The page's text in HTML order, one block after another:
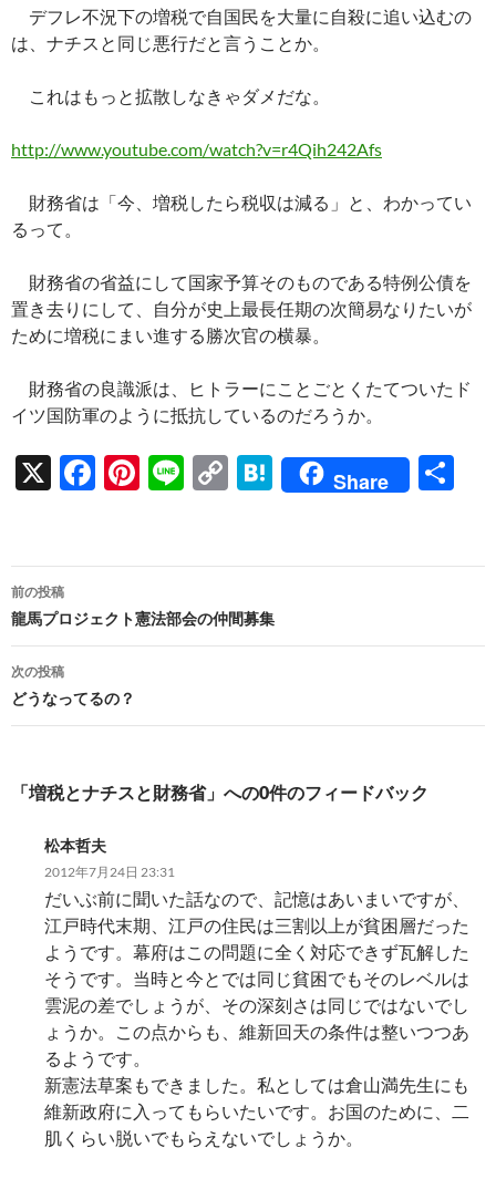
デフレ不況下の増税で自国民を大量に自殺に追い込むの
は、ナチスと同じ悪行だと言うことか。
これはもっと拡散しなきゃダメだな。
http://www.youtube.com/watch?v=r4Qih242Afs
財務省は「今、増税したら税収は減る」と、わかってい
るって。
財務省の省益にして国家予算そのものである特例公債を
置き去りにして、自分が史上最長任期の次簡易なりたいが
ために増税にまい進する勝次官の横暴。
財務省の良識派は、ヒトラーにことごとくたてついたド
イツ国防軍のように抵抗しているのだろうか。
X
F
b
o
o
k
Pi
es
t
Li
C
y
Li
n
H
n
a
Share
投
稿
ナ
ビ
ゲ
ー
前の投稿
龍馬プロジェクト憲法部会の仲間募集
次の投稿
どうなってるの？
「増税とナチスと財務省」への0件のフィードバック
松本哲夫
2012年7月24日 23:31
だいぶ前に聞いた話なので、記憶はあいまいですが、
江戸時代末期、江戸の住民は三割以上が貧困層だった
ようです。幕府はこの問題に全く対応できず瓦解した
そうです。当時と今とでは同じ貧困でもそのレベルは
雲泥の差でしょうが、その深刻さは同じではないでし
ょうか。この点からも、維新回天の条件は整いつつあ
るようです。
新憲法草案もできました。私としては倉山満先生にも
維新政府に入ってもらいたいです。お国のために、二
肌くらい脱いでもらえないでしょうか。